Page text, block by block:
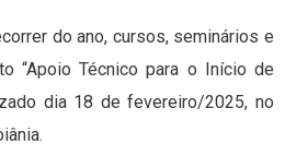
do ano, cursos, seminários e
“Apoio Técnico para o Início de
dia 18 de fevereiro/2025, no